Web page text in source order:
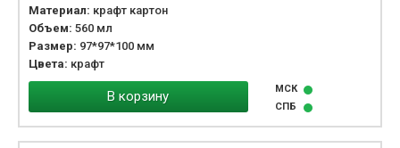
Материал: крафт картон
Объем: 560 мл
Размер: 97*97*100 мм
Цвета: крафт
В корзину
МСК
СПБ